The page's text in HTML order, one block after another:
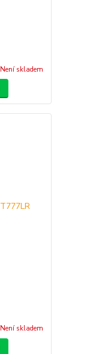
Není skladem
Není skladem